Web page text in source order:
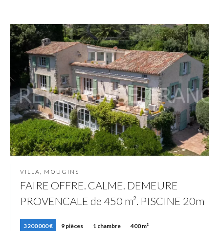
VILLA, MOUGINS
FAIRE OFFRE. CALME. DEMEURE
PROVENCALE de 450 m². PISCINE 20m
3 200 000 € 9 pièces 1 chambre 400 m²